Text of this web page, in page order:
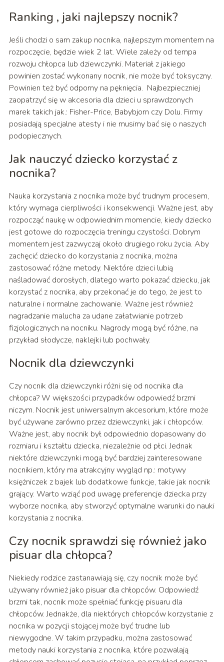
Ranking , jaki najlepszy nocnik?
Jeśli chodzi o sam zakup nocnika, najlepszym momentem na
rozpoczęcie, będzie wiek 2 lat. Wiele zależy od tempa
rozwoju chłopca lub dziewczynki. Materiał z jakiego
powinien zostać wykonany nocnik, nie może być toksyczny.
Powinien też być odporny na pęknięcia. Najbezpieczniej
zaopatrzyć się w akcesoria dla dzieci u sprawdzonych
marek takich jak.: Fisher-Price, Babybjorn czy Dolu. Firmy
posiadają specjalne atesty i nie musimy bać się o naszych
podopiecznych.
Jak nauczyć dziecko korzystać z
nocnika?
Nauka korzystania z nocnika może być trudnym procesem,
który wymaga cierpliwości i konsekwencji. Ważne jest, aby
rozpocząć naukę w odpowiednim momencie, kiedy dziecko
jest gotowe do rozpoczęcia treningu czystości. Dobrym
momentem jest zazwyczaj około drugiego roku życia. Aby
zachęcić dziecko do korzystania z nocnika, można
zastosować różne metody. Niektóre dzieci lubią
naśladować dorosłych, dlatego warto pokazać dziecku, jak
korzystać z nocnika, aby przekonać je do tego, że jest to
naturalne i normalne zachowanie. Ważne jest również
nagradzanie malucha za udane załatwianie potrzeb
fizjologicznych na nocniku. Nagrody mogą być różne, na
przykład słodycze, naklejki lub pochwały.
Nocnik dla dziewczynki
Czy nocnik dla dziewczynki różni się od nocnika dla
chłopca? W większości przypadków odpowiedź brzmi
niczym. Nocnik jest uniwersalnym akcesorium, które może
być używane zarówno przez dziewczynki, jak i chłopców.
Ważne jest, aby nocnik był odpowiednio dopasowany do
rozmiaru i kształtu dziecka, niezależnie od płci. Jednak
niektóre dziewczynki mogą być bardziej zainteresowane
nocnikiem, który ma atrakcyjny wygląd np.: motywy
księżniczek z bajek lub dodatkowe funkcje, takie jak nocnik
grający. Warto wziąć pod uwagę preferencje dziecka przy
wyborze nocnika, aby stworzyć optymalne warunki do nauki
korzystania z nocnika.
Czy nocnik sprawdzi się również jako
pisuar dla chłopca?
Niekiedy rodzice zastanawiają się, czy nocnik może być
używany również jako pisuar dla chłopców. Odpowiedź
brzmi tak, nocnik może spełniać funkcję pisuaru dla
chłopców. Jednakże, dla niektórych chłopców korzystanie z
nocnika w pozycji stojącej może być trudne lub
niewygodne. W takim przypadku, można zastosować
metody nauki korzystania z nocnika, które pozwalają